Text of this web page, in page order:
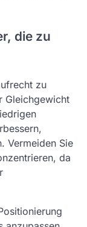
die zu
zu
Gleichgewicht
Vermeiden Sie
da